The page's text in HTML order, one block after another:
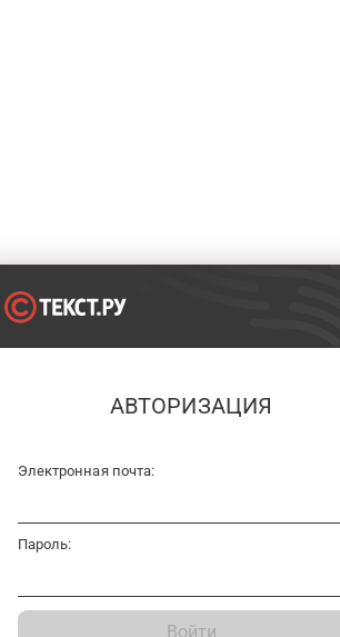
АВТОРИЗАЦИЯ
Электронная почта:
Пароль:
Войти